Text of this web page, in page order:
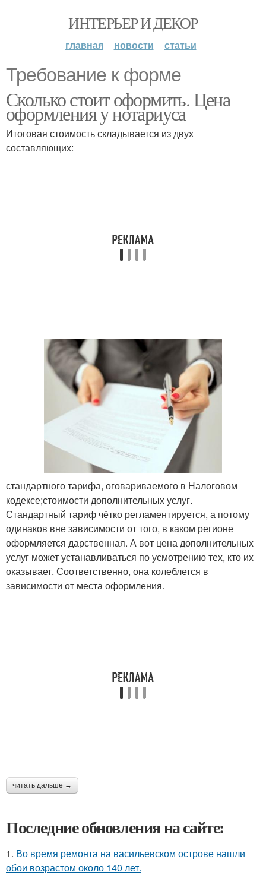
ИНТЕРЬЕР И ДЕКОР
главная новости статьи
Требование к форме
Сколько стоит оформить. Цена
оформления у нотариуса
Итоговая стоимость складывается из двух
составляющих:
стандартного тарифа, оговариваемого в Налоговом
кодексе;стоимости дополнительных услуг.
Стандартный тариф чётко регламентируется, а потому
одинаков вне зависимости от того, в каком регионе
оформляется дарственная. А вот цена дополнительных
услуг может устанавливаться по усмотрению тех, кто их
оказывает. Соответственно, она колеблется в
зависимости от места оформления.
читать дальше →
Последние обновления на сайте:
1. Во время ремонта на васильевском острове нашли
обои возрастом около 140 лет.